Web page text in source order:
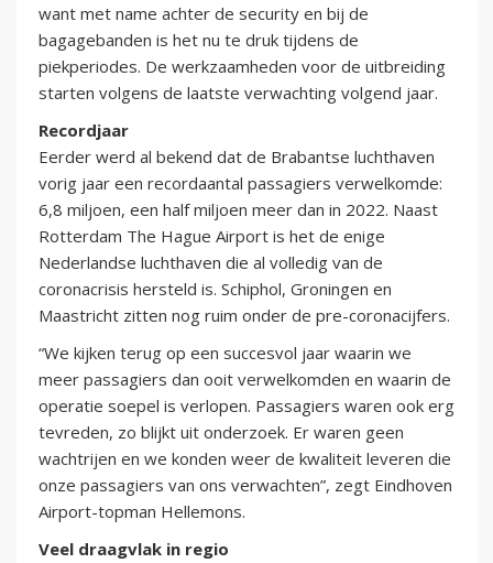
want met name achter de security en bij de
bagagebanden is het nu te druk tijdens de
piekperiodes. De werkzaamheden voor de uitbreiding
starten volgens de laatste verwachting volgend jaar.
Recordjaar
Eerder werd al bekend dat de Brabantse luchthaven
vorig jaar een recordaantal passagiers verwelkomde:
6,8 miljoen, een half miljoen meer dan in 2022. Naast
Rotterdam The Hague Airport is het de enige
Nederlandse luchthaven die al volledig van de
coronacrisis hersteld is. Schiphol, Groningen en
Maastricht zitten nog ruim onder de pre-coronacijfers.
“We kijken terug op een succesvol jaar waarin we
meer passagiers dan ooit verwelkomden en waarin de
operatie soepel is verlopen. Passagiers waren ook erg
tevreden, zo blijkt uit onderzoek. Er waren geen
wachtrijen en we konden weer de kwaliteit leveren die
onze passagiers van ons verwachten”, zegt Eindhoven
Airport-topman Hellemons.
Veel draagvlak in regio